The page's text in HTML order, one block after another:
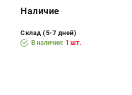
Наличие
Склад (5-7 дней)
В наличии: 1 шт.